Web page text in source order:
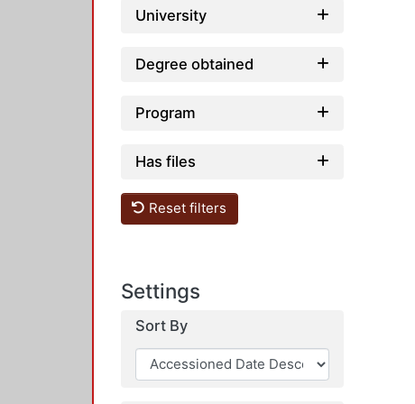
University
Degree obtained
Program
Has files
Reset filters
Settings
Sort By